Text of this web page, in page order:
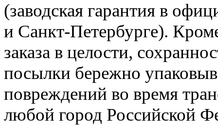
(заводская гарантия в
и Санкт-Петербурге).
заказа в целости,
посылки бережно
повреждений во время
любой город Российской